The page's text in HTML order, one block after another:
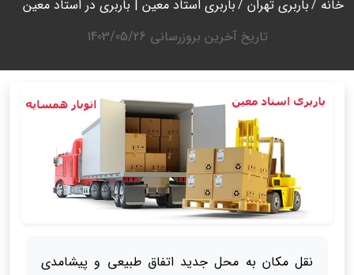
خانه باربری تهران
باربری استاد معین | باربری در استاد معین
تاریخ آخرین بروزرسانی 1403/05/26
نقل مکان به محل جدید اتفاق طبیعی و پیشامدی